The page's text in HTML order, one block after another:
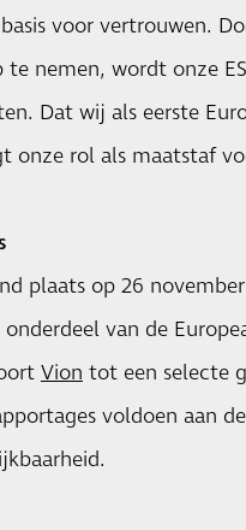
voor vertrouwen.
nemen, wordt onze
Dat wij als eerste
onze rol als maatstaf
plaats op 26
van de
Viontot een selecte
voldoen aan